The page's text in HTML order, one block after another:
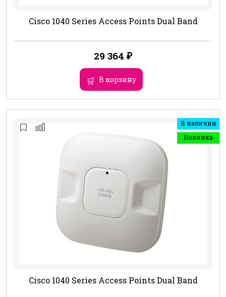
Cisco 1040 Series Access Points Dual Band
29 364 ₽
В корзину
В наличии
Новинка
Cisco 1040 Series Access Points Dual Band